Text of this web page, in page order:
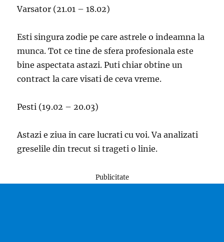
Varsator (21.01 – 18.02)
Esti singura zodie pe care astrele o indeamna la
munca. Tot ce tine de sfera profesionala este
bine aspectata astazi. Puti chiar obtine un
contract la care visati de ceva vreme.
Pesti (19.02 – 20.03)
Astazi e ziua in care lucrati cu voi. Va analizati
greselile din trecut si trageti o linie.
Publicitate